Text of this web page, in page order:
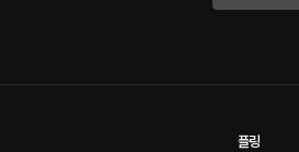
플링